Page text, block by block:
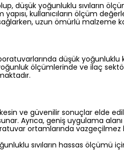
düşük yoğunluklu sıvıların
kullanıcıların ölçüm
uzun ömürlü malzeme
düşük yoğunluklu
ölçümlerinde ve ilaç
ve güvenilir sonuçlar elde
Ayrıca, geniş uygulama alanı
ortamlarında
sıvıların hassas ölçümü